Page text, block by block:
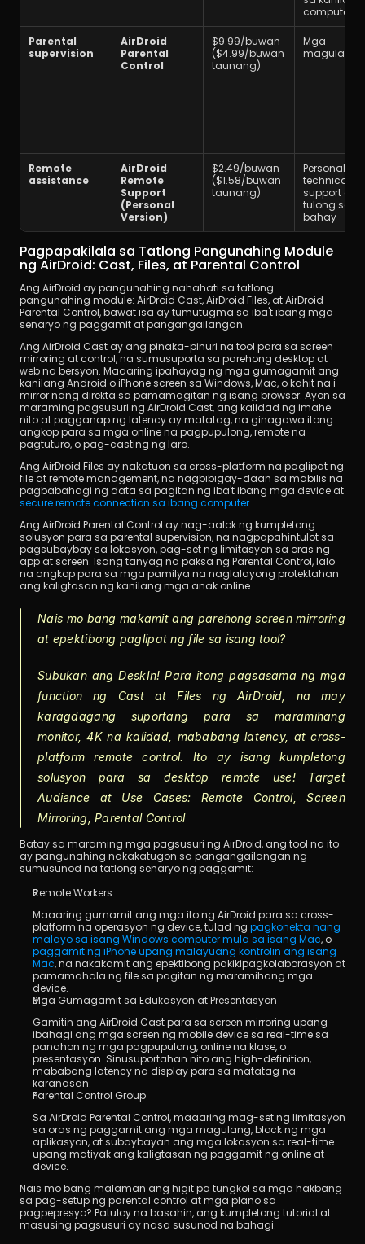
computer
Parental
supervision
AirDroid
Parental
Control
$9.99/buwan
($4.99/buwan
taunang)
Mga
magulang
Remote
assistance
AirDroid
Remote
Support
(Personal
Version)
$2.49/buwan
($1.58/buwan
taunang)
Personal
technical
support o
tulong sa
bahay
Pagpapakilala sa Tatlong Pangunahing Module
ng AirDroid: Cast, Files, at Parental Control
Ang AirDroid ay pangunahing nahahati sa tatlong
pangunahing module: AirDroid Cast, AirDroid Files, at AirDroid
Parental Control, bawat isa ay tumutugma sa iba't ibang mga
senaryo ng paggamit at pangangailangan.
Ang AirDroid Cast ay ang pinaka-pinuri na tool para sa screen
mirroring at control, na sumusuporta sa parehong desktop at
web na bersyon. Maaaring ipahayag ng mga gumagamit ang
kanilang Android o iPhone screen sa Windows, Mac, o kahit na i-
mirror nang direkta sa pamamagitan ng isang browser. Ayon sa
maraming pagsusuri ng AirDroid Cast, ang kalidad ng imahe
nito at pagganap ng latency ay matatag, na ginagawa itong
angkop para sa mga online na pagpupulong, remote na
pagtuturo, o pag-casting ng laro.
Ang AirDroid Files ay nakatuon sa cross-platform na paglipat ng
file at remote management, na nagbibigay-daan sa mabilis na
secure remote connection sa ibang computer.
Ang AirDroid Parental Control ay nag-aalok ng kumpletong
solusyon para sa parental supervision, na nagpapahintulot sa
pagsubaybay sa lokasyon, pag-set ng limitasyon sa oras ng
app at screen. Isang tanyag na paksa ng Parental Control, lalo
na angkop para sa mga pamilya na naglalayong protektahan
ang kaligtasan ng kanilang mga anak online.
Nais mo bang makamit ang parehong screen mirroring
at epektibong paglipat ng file sa isang tool?
Subukan ang DeskIn! Para itong pagsasama ng mga
function ng Cast at Files ng AirDroid, na may
karagdagang suportang para sa maramihang
monitor, 4K na kalidad, mababang latency, at cross-
platform remote control. Ito ay isang kumpletong
solusyon para sa desktop remote use! Target
Audience at Use Cases: Remote Control, Screen
Mirroring, Parental Control
Batay sa maraming mga pagsusuri ng AirDroid, ang tool na ito
ay pangunahing nakakatugon sa pangangailangan ng
sumusunod na tatlong senaryo ng paggamit:
Remote Workers
Maaaring gumamit ang mga ito ng AirDroid para sa cross-
platform na operasyon ng device, tulad ng pagkonekta nang
malayo sa isang Windows computer mula sa isang Mac
paggamit ng iPhone upang malayuang kontrolin ang isang
Mac, na nakakamit ang epektibong pakikipagkolaborasyon at
pamamahala ng file sa pagitan ng maramihang mga
device.
Mga Gumagamit sa Edukasyon at Presentasyon
Gamitin ang AirDroid Cast para sa screen mirroring upang
ibahagi ang mga screen ng mobile device sa real-time sa
panahon ng mga pagpupulong, online na klase, o
presentasyon. Sinusuportahan nito ang high-definition,
mababang latency na display para sa matatag na
karanasan.
Parental Control Group
Sa AirDroid Parental Control, maaaring mag-set ng limitasyon
sa oras ng paggamit ang mga magulang, block ng mga
aplikasyon, at subaybayan ang mga lokasyon sa real-time
upang matiyak ang kaligtasan ng paggamit ng online at
device.
Nais mo bang malaman ang higit pa tungkol sa mga hakbang
sa pag-setup ng parental control at mga plano sa
pagpepresyo? Patuloy na basahin, ang kumpletong tutorial at
masusing pagsusuri ay nasa susunod na bahagi.